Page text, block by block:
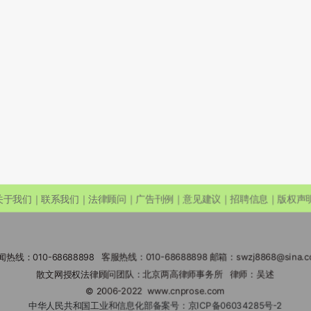
热线：010-68688898 客服热线：010-68688898 邮箱：
散文网授权法律顾问团队：北京两高律师事务所 律师：吴述
© 2006-2022www.cnprose.com
中华人民共和国工业和信息化部备案号： 京ICP备06034285号-2
于我们｜联系我们｜法律顾问｜广告刊例｜意见建议｜招聘信息｜版权声